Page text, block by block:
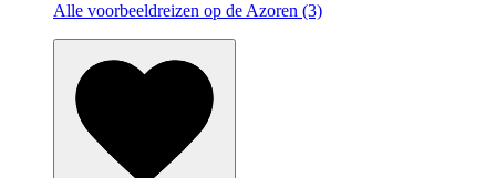
Alle voorbeeldreizen op de Azoren (3)